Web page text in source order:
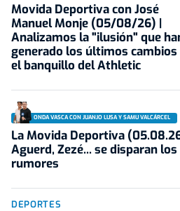
Movida Deportiva con José
Manuel Monje (05/08/26) |
Analizamos la "ilusión" que
generado los últimos cambios
el banquillo del Athletic
ONDA VASCA CON JUANJO LUSA Y SAMU VALCÁRCEL
La Movida Deportiva
Aguerd, Zezé... se disparan los
rumores
DEPORTES